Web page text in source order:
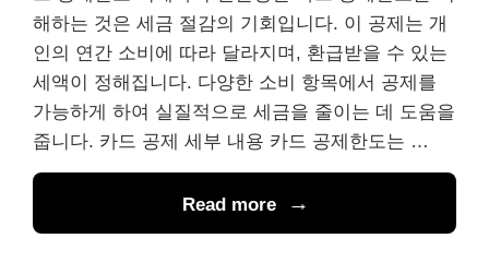
해하는 것은 세금 절감의 기회입니다. 이 공제는 개
인의 연간 소비에 따라 달라지며, 환급받을 수 있는
세액이 정해집니다. 다양한 소비 항목에서 공제를
가능하게 하여 실질적으로 세금을 줄이는 데 도움을
줍니다. 카드 공제 세부 내용 카드 공제한도는 …
Read more